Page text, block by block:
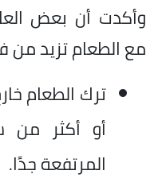
وأكدت أن بعض
مع الطعام تزيد من
ترك الطعام
أو أكثر من
المرتفعة جدًا.